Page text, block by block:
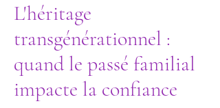
L'héritage
transgénérationnel :
quand le passé familial
impacte la confiance